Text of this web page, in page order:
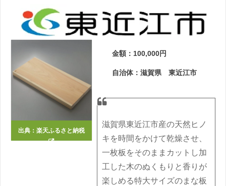
出典：楽天ふるさと納税
金額：100,000円
自治体：滋賀県 東近江市
滋賀県東近江市産の天然ヒノ
キを時間をかけて乾燥させ、
一枚板をそのままカットし加
工した木のぬくもりと香りが
楽しめる特大サイズのまな板